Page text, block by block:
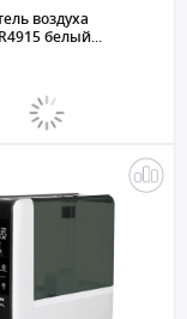
воздуха
белый...